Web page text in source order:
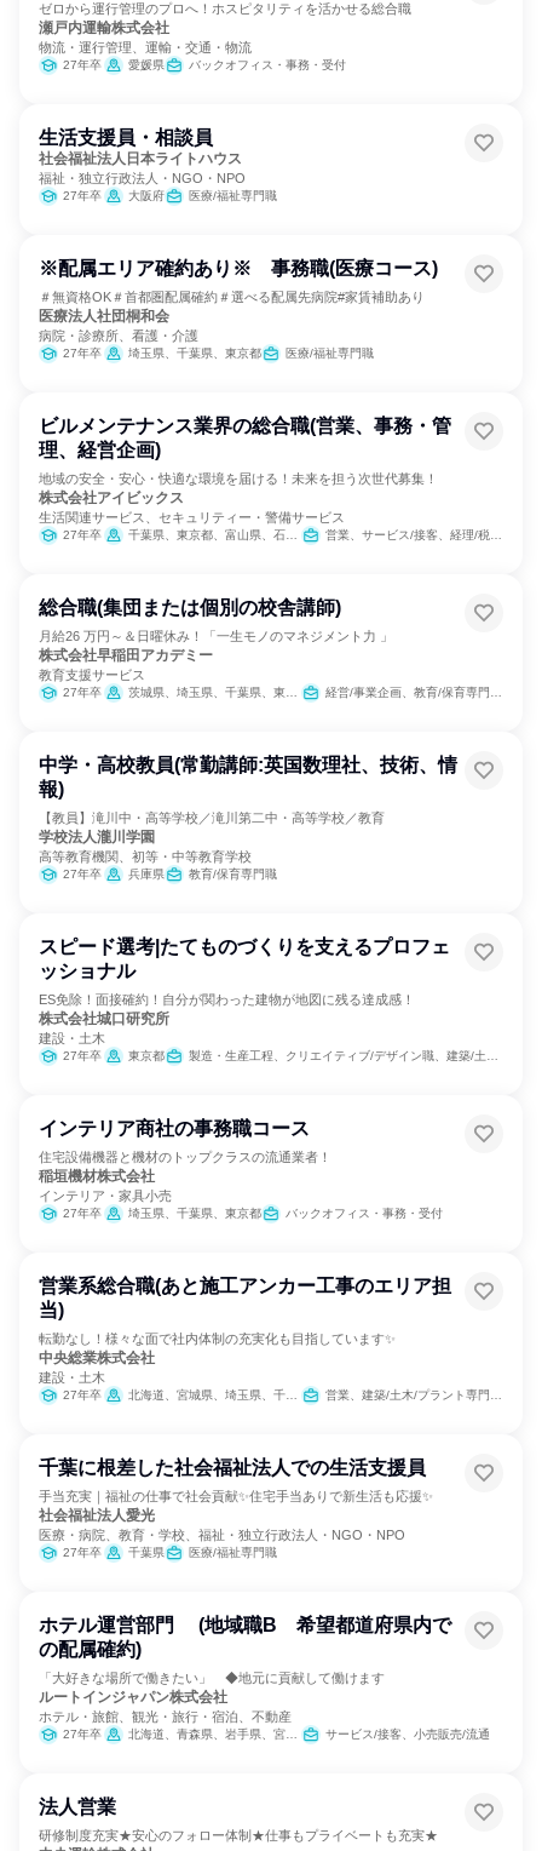
ゼロから運行管理のプロへ！ホスピタリティを活かせる総合職
瀬戸内運輸株式会社
物流・運行管理、運輸・交通・物流
27年卒 愛媛県 バックオフィス・事務・受付
生活支援員・相談員
社会福祉法人日本ライトハウス
福祉・独立行政法人・NGO・NPO
27年卒 大阪府 医療/福祉専門職
※配属エリア確約あり※ 事務職(医療コース)
＃無資格OK＃首都圏配属確約＃選べる配属先病院#家賃補助あり
医療法人社団桐和会
病院・診療所、看護・介護
27年卒 埼玉県、千葉県、東京都 医療/福祉専門職
ビルメンテナンス業界の総合職(営業、事務・管
理、経営企画)
地域の安全・安心・快適な環境を届ける！未来を担う次世代募集！
株式会社アイビックス
生活関連サービス、セキュリティー・警備サービス
27年卒 千葉県、東京都、富山県、石川県、福井県、滋賀県、京都府 営業、サービス/接客、経理/税務/財務、人事、総務、IT、広報/IR、マーケティング・広告・宣伝、経営/事業企画
総合職(集団または個別の校舎講師)
月給26 万円～＆日曜休み！「一生モノのマネジメント力 」
株式会社早稲田アカデミー
教育支援サービス
27年卒 茨城県、埼玉県、千葉県、東京都、神奈川県 経営/事業企画、教育/保育専門職、人事
中学・高校教員(常勤講師:英国数理社、技術、情
報)
【教員】滝川中・高等学校／滝川第二中・高等学校／教育
学校法人瀧川学園
高等教育機関、初等・中等教育学校
27年卒 兵庫県 教育/保育専門職
スピード選考|たてものづくりを支えるプロフェ
ッショナル
ES免除！面接確約！自分が関わった建物が地図に残る達成感！
株式会社城口研究所
建設・土木
27年卒 東京都 製造・生産工程、クリエイティブ/デザイン職、建築/土木/プラント専門職
インテリア商社の事務職コース
住宅設備機器と機材のトップクラスの流通業者！
稲垣機材株式会社
インテリア・家具小売
27年卒 埼玉県、千葉県、東京都 バックオフィス・事務・受付
営業系総合職(あと施工アンカー工事のエリア担
当)
転勤なし！様々な面で社内体制の充実化も目指しています✨
中央総業株式会社
建設・土木
27年卒 北海道、宮城県、埼玉県、千葉県、東京都、神奈川県、愛知県、京都府、大阪府、兵庫県、広島県、福岡県 営業、建築/土木/プラント専門職、カスタマーサクセス
千葉に根差した社会福祉法人での生活支援員
手当充実｜福祉の仕事で社会貢献✨住宅手当ありで新生活も応援✨
社会福祉法人愛光
医療・病院、教育・学校、福祉・独立行政法人・NGO・NPO
27年卒 千葉県 医療/福祉専門職
ホテル運営部門 (地域職B 希望都道府県内で
の配属確約)
「大好きな場所で働きたい」 ◆地元に貢献して働けます
ルートインジャパン株式会社
ホテル・旅館、観光・旅行・宿泊、不動産
27年卒 北海道、青森県、岩手県、宮城県、秋田県、山形県、福島県、茨城県、栃木県、群馬県、埼玉県、千葉県、東京都、神奈川県、新潟県、富山県、石川県、福井県、山梨県、長野県、岐阜県、静岡県、愛知県、三重県、滋賀県、京都府、大阪府、兵庫県、奈良県、和歌山県、鳥取県、島根県、岡山県、広島県、山口県、徳島県、香川県、愛媛県、福岡県、佐賀県、長崎県、熊本県、大分県、宮崎県、鹿児島県、沖縄県 サービス/接客、小売販売/流通
法人営業
研修制度充実★安心のフォロー体制★仕事もプライベートも充実★